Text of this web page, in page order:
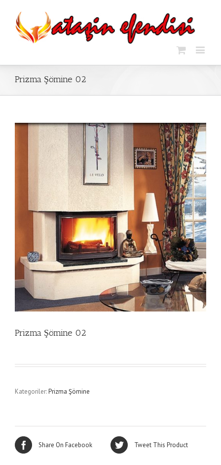
Prizma Şömine 02
Prizma Şömine 02
Kategoriler:Prizma Şömine
Share On Facebook Tweet This Product